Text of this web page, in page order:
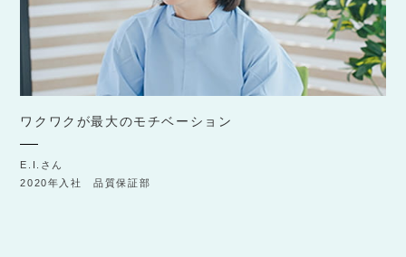
ワクワクが最大のモチベーション
E.I.さん
2020年入社 品質保証部